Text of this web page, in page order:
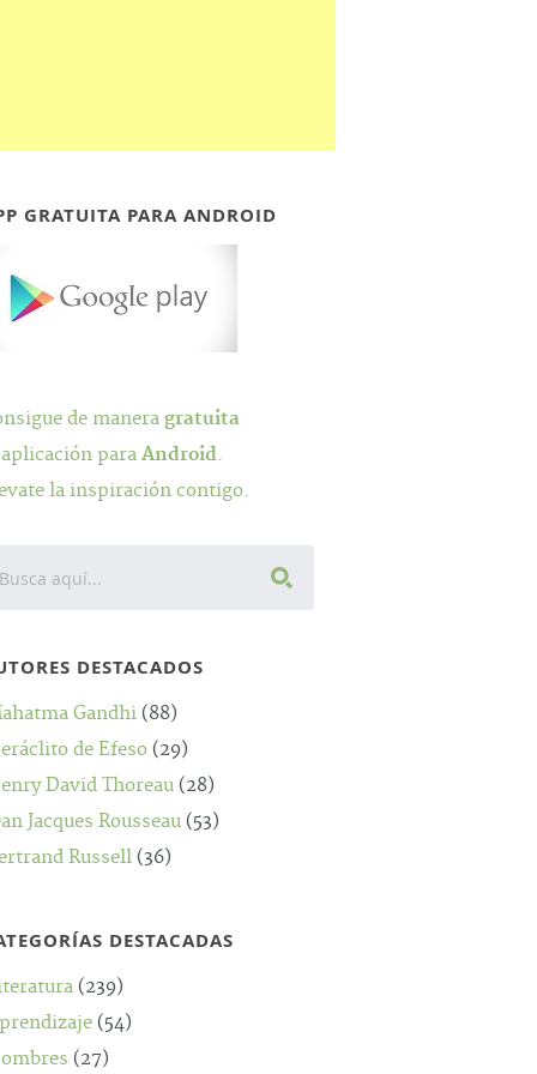
GRATUITA PARA ANDROID
de maneragratuita
paraAndroid.
la inspiración contigo.
DESTACADOS
Gandhi (88)
de Efeso (29)
David Thoreau (28)
Jacques Rousseau (53)
Russell (36)
DESTACADAS
(239)
(54)
(27)